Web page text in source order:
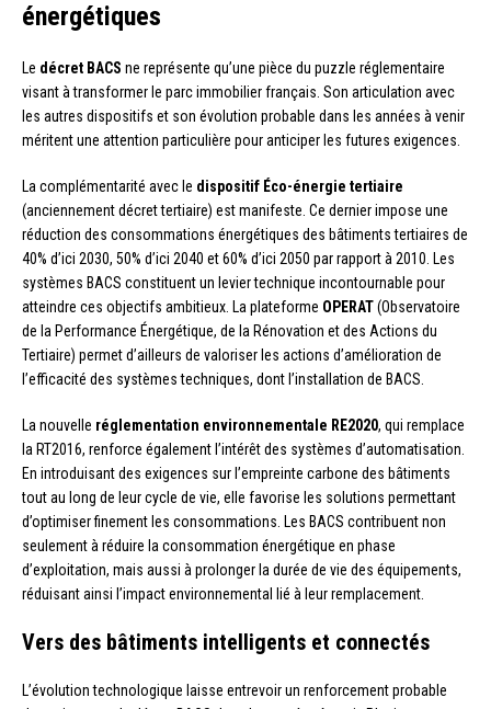
énergétiques
Le décret BACS ne représente qu’une pièce du puzzle réglementaire
visant à transformer le parc immobilier français. Son articulation avec
les autres dispositifs et son évolution probable dans les années à venir
méritent une attention particulière pour anticiper les futures exigences.
La complémentarité avec le dispositif Éco-énergie tertiaire
(anciennement décret tertiaire) est manifeste. Ce dernier impose une
réduction des consommations énergétiques des bâtiments tertiaires de
40% d’ici 2030, 50% d’ici 2040 et 60% d’ici 2050 par rapport à 2010. Les
systèmes BACS constituent un levier technique incontournable pour
atteindre ces objectifs ambitieux. La plateforme OPERAT(Observatoire
de la Performance Énergétique, de la Rénovation et des Actions du
Tertiaire) permet d’ailleurs de valoriser les actions d’amélioration de
l’efficacité des systèmes techniques, dont l’installation de BACS.
La nouvelle réglementation environnementale RE2020, qui remplace
la RT2016, renforce également l’intérêt des systèmes d’automatisation.
En introduisant des exigences sur l’empreinte carbone des bâtiments
tout au long de leur cycle de vie, elle favorise les solutions permettant
d’optimiser finement les consommations. Les BACS contribuent non
seulement à réduire la consommation énergétique en phase
d’exploitation, mais aussi à prolonger la durée de vie des équipements,
réduisant ainsi l’impact environnemental lié à leur remplacement.
Vers des bâtiments intelligents et connectés
L’évolution technologique laisse entrevoir un renforcement probable